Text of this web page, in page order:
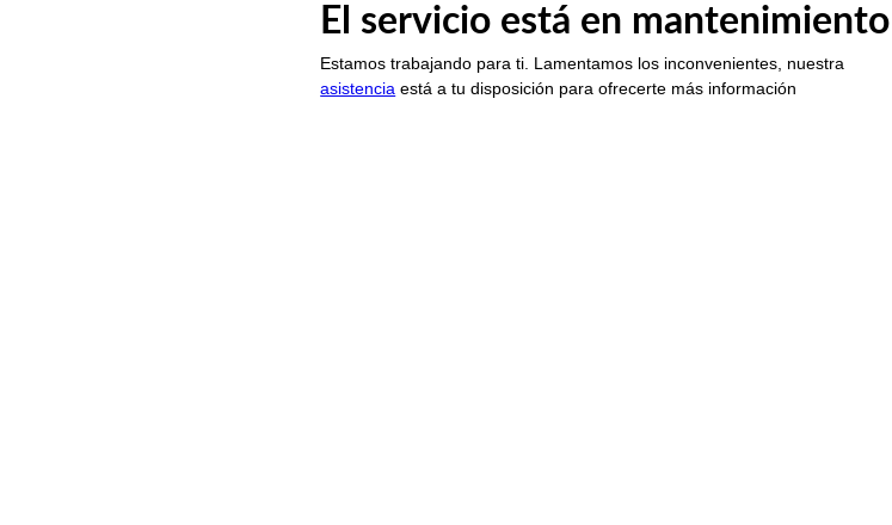
El servicio está en mantenimiento
Estamos trabajando para ti. Lamentamos los inconvenientes, nuestra
asistencia está a tu disposición para ofrecerte más información